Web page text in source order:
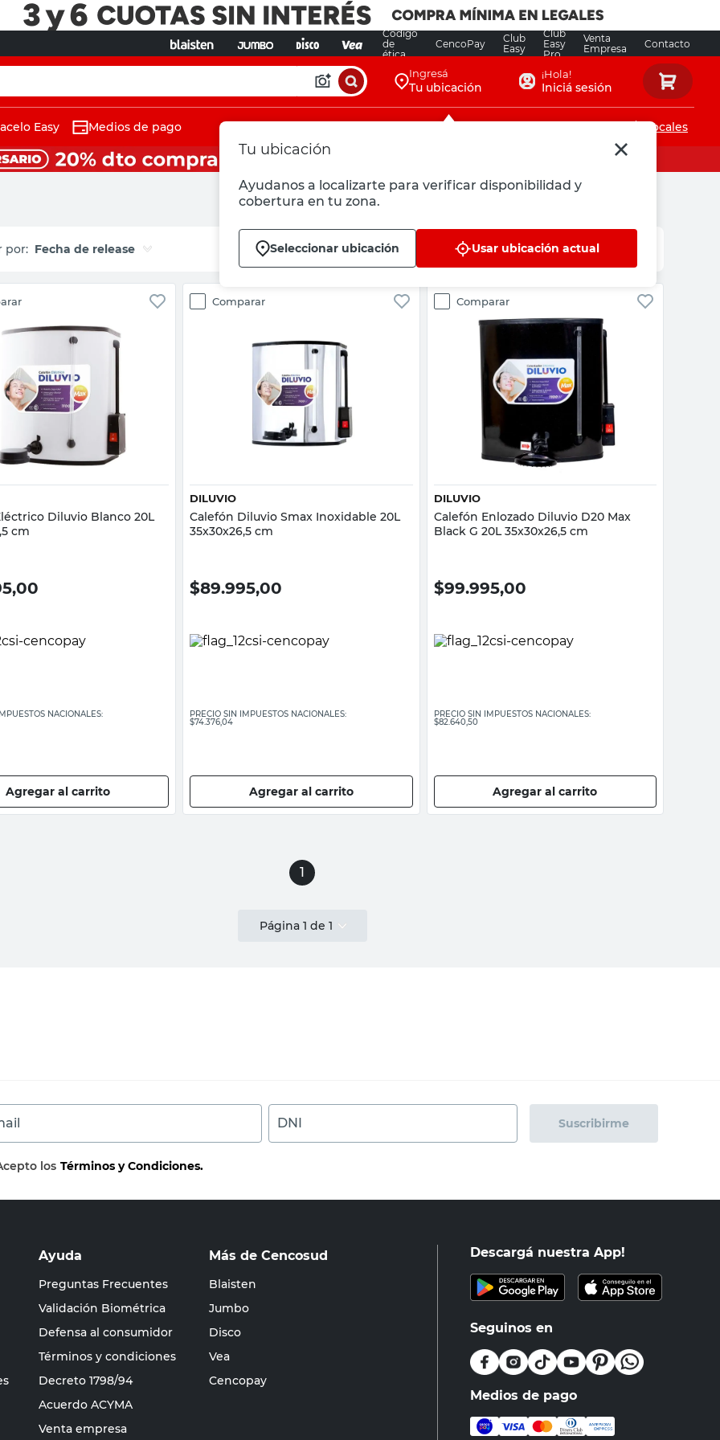
Código
de
ética
CencoPay
Club
Easy
Club
Easy
Pro
Venta
Empresa
Contacto
Ingresá
Tu ubicación
Tu ubicación
Ayudanos a localizarte para verificar disponibilidad y
cobertura en tu zona.
Seleccionar ubicación Usar ubicación actual
¡Hola!
Iniciá sesión
Easy Medios de pago Locales
Fecha de release
Vista rápida
Diluvio Blanco 20L
cm
NACIONALES:
Agregar al carrito
Comparar
Vista rápida
DILUVIO
Calefón Diluvio Smax Inoxidable 20L
35x30x26,5 cm
$89.995,00
PRECIO SIN IMPUESTOS NACIONALES:
$74.376,04
Agregar al carrito
Comparar
Vista rápida
DILUVIO
Calefón Enlozado Diluvio D20 Max
Black G 20L 35x30x26,5 cm
$99.995,00
PRECIO SIN IMPUESTOS NACIONALES:
$82.640,50
Agregar al carrito
1
Página 1 de 1
DNI Suscribirme
los Términos y Condiciones.
Ayuda
Preguntas Frecuentes
Validación Biométrica
Defensa al consumidor
Términos y condiciones
Decreto 1798/94
Acuerdo ACYMA
Venta empresa
Más de Cencosud
Blaisten
Jumbo
Disco
Vea
Cencopay
Descargá nuestra App!
Seguinos en
Medios de pago